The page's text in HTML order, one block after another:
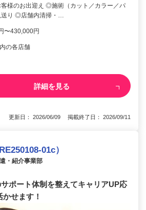
様のお出迎え ◎施術（カット／カラー／パ
り ◎店舗内清掃・…
〜430,000円
の各店舗
詳細を見る
更新日： 2026/06/09 掲載終了日： 2026/09/11
01c）
・紹介事業部
サポート体制を整えてキャリアUP応
せます！